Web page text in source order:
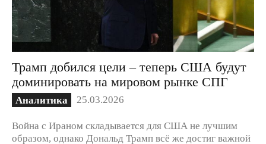
Трамп добился цели – теперь США будут
доминировать на мировом рынке СПГ
Аналитика 25.03.2026
Война с Ираном складывается для США не лучшим
образом, однако Дональд Трамп всё же достиг важной